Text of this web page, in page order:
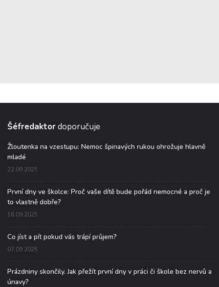
Šéfredaktordoporučuje
Žloutenka na vzestupu: Nemoc špinavých rukou ohrožuje hlavně
mladé
22.09.2025
První dny ve školce: Proč vaše dítě bude pořád nemocné a proč je
to vlastně dobře?
16.09.2025
Co jíst a pít pokud vás trápí průjem?
07.09.2025
Prázdniny skončily. Jak přežít první dny v práci či škole bez nervů a
únavy?